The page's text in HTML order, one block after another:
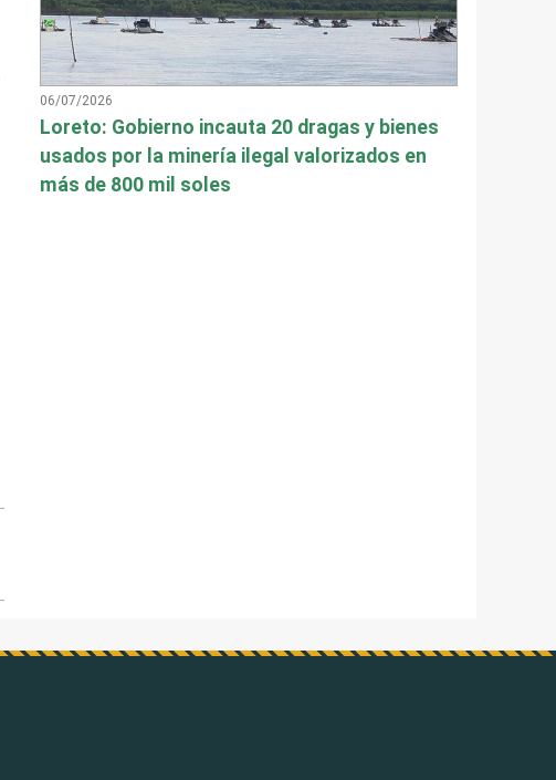
06/07/2026
Loreto: Gobierno incauta 20 dragas y bienes
usados por la minería ilegal valorizados en
más de 800 mil soles